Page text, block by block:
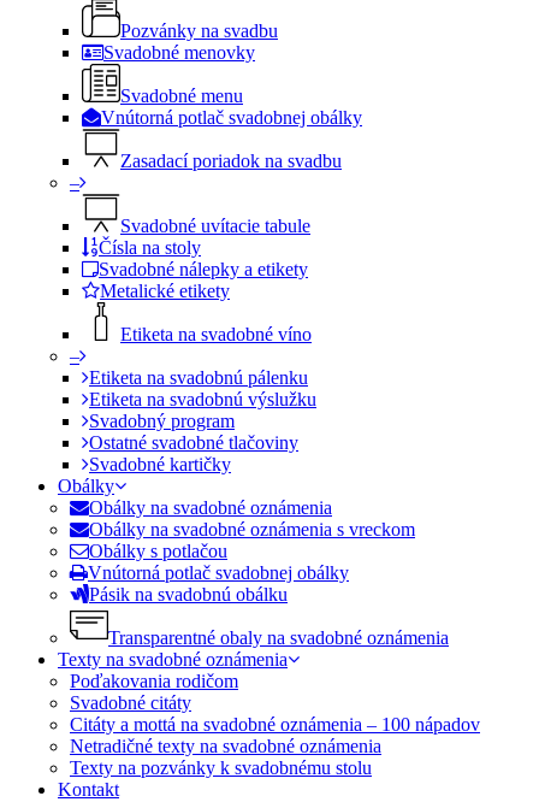
Pozvánky na svadbu
Svadobné menovky
Svadobné menu
Vnútorná potlač svadobnej obálky
Zasadací poriadok na svadbu
–
Svadobné uvítacie tabule
Čísla na stoly
Svadobné nálepky a etikety
Metalické etikety
Etiketa na svadobné víno
–
Etiketa na svadobnú pálenku
Etiketa na svadobnú výslužku
Svadobný program
Ostatné svadobné tlačoviny
Svadobné kartičky
Obálky
Obálky na svadobné oznámenia
Obálky na svadobné oznámenia s vreckom
Obálky s potlačou
Vnútorná potlač svadobnej obálky
Pásik na svadobnú obálku
Transparentné obaly na svadobné oznámenia
Texty na svadobné oznámenia
Poďakovania rodičom
Svadobné citáty
Citáty a mottá na svadobné oznámenia – 100 nápadov
Netradičné texty na svadobné oznámenia
Texty na pozvánky k svadobnému stolu
Kontakt